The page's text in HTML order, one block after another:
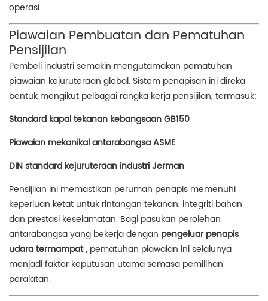
operasi.
Piawaian Pembuatan dan Pematuhan
Pensijilan
Pembeli industri semakin mengutamakan pematuhan
piawaian kejuruteraan global. Sistem penapisan ini direka
bentuk mengikut pelbagai rangka kerja pensijilan, termasuk:
Standard kapal tekanan kebangsaan GB150
Piawaian mekanikal antarabangsa ASME
DIN standard kejuruteraan industri Jerman
Pensijilan ini memastikan perumah penapis memenuhi
keperluan ketat untuk rintangan tekanan, integriti bahan
dan prestasi keselamatan. Bagi pasukan perolehan
antarabangsa yang bekerja dengan pengeluar penapis
udara termampat, pematuhan piawaian ini selalunya
menjadi faktor keputusan utama semasa pemilihan
peralatan.